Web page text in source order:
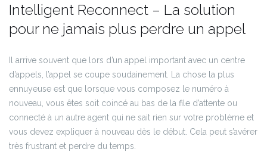
Intelligent Reconnect – La solution
pour ne jamais plus perdre un appel
Il arrive souvent que lors d’un appel important avec un centre
d’appels, l’appel se coupe soudainement. La chose la plus
ennuyeuse est que lorsque vous composez le numéro à
nouveau, vous êtes soit coincé au bas de la file d’attente ou
connecté à un autre agent qui ne sait rien sur votre problème et
vous devez expliquer à nouveau dès le début. Cela peut s’avérer
très frustrant et perdre du temps.